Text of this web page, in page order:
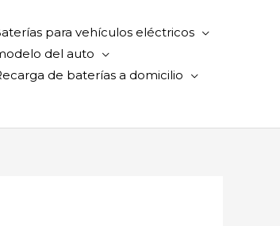
para vehículos eléctricos
del auto
de baterías a domicilio